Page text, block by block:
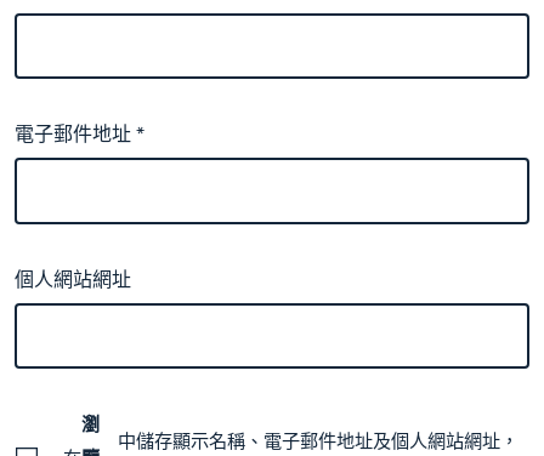
電子郵件地址*
個人網站網址
瀏
中儲存顯示名稱、電子郵件地址及個人網站網址，